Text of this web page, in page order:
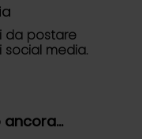
da postare
media.